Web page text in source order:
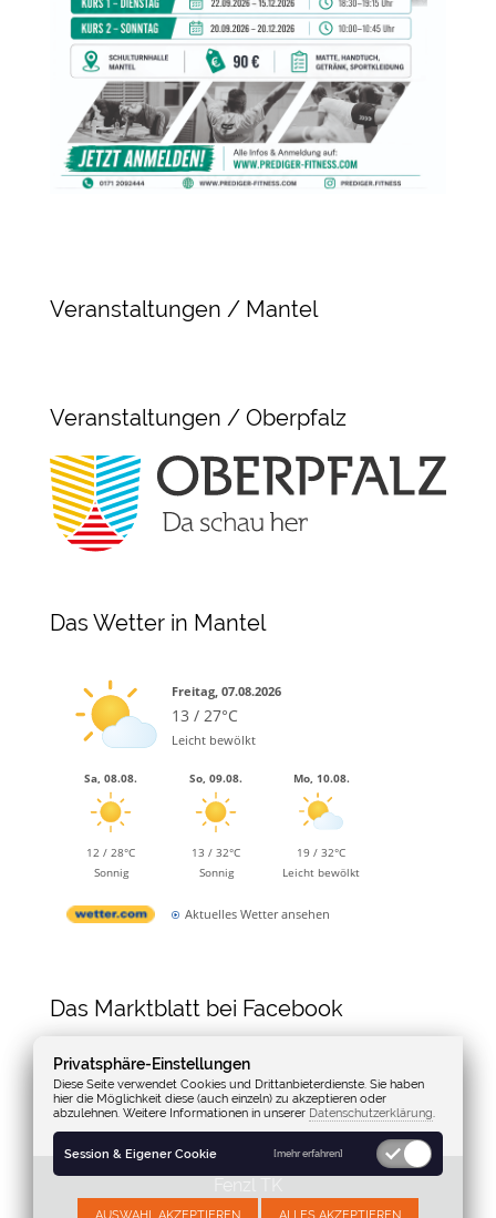
Veranstaltungen / Mantel
Veranstaltungen / Oberpfalz
Das Wetter in Mantel
Freitag, 07.08.2026
13 / 27°C
Leicht bewölkt
Sa, 08.08.
12 / 28°C
Sonnig
So, 09.08.
13 / 32°C
Sonnig
Mo, 10.08.
19 / 32°C
Leicht bewölkt
Aktuelles Wetter ansehen
Das Marktblatt bei Facebook
Privatsphäre-Einstellungen
Diese Seite verwendet Cookies und Drittanbieterdienste. Sie haben
hier die Möglichkeit diese (auch einzeln) zu akzeptieren oder
abzulehnen. Weitere Informationen in unserer Datenschutzerklärung.
Session & Eigener Cookie [mehr erfahren]
AUSWAHL AKZEPTIEREN ALLES AKZEPTIEREN